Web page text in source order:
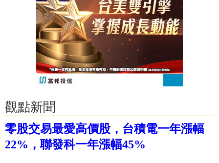
觀點新聞
零股交易最愛高價股，台積電一年漲幅
22%，聯發科一年漲幅45%